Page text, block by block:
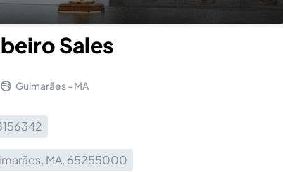
Sales
Guimarães - MA
MA, 65255000